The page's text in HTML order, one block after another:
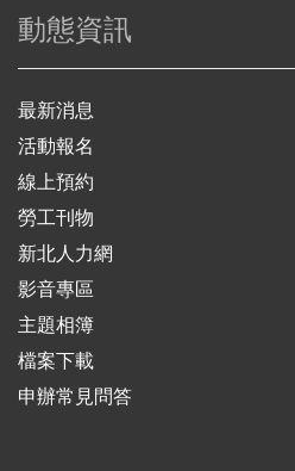
動態資訊
最新消息
活動報名
線上預約
勞工刊物
新北人力網
影音專區
主題相簿
檔案下載
申辦常見問答